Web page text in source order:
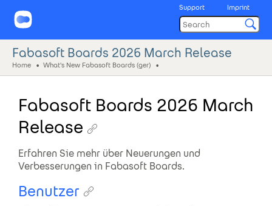
Support Imprint
Fabasoft Boards 2026 March Release
Home What's New Fabasoft Boards (ger)
Fabasoft Boards 2026 March
Release
Erfahren Sie mehr über Neuerungen und
Verbesserungen in Fabasoft Boards.
Benutzer